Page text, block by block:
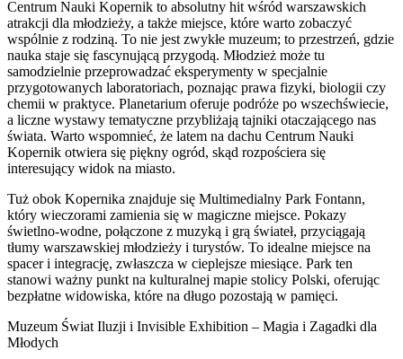
Centrum Nauki Kopernik to absolutny hit wśród warszawskich
atrakcji dla młodzieży, a także miejsce, które warto zobaczyć
wspólnie z rodziną. To nie jest zwykłe muzeum; to przestrzeń, gdzie
nauka staje się fascynującą przygodą. Młodzież może tu
samodzielnie przeprowadzać eksperymenty w specjalnie
przygotowanych laboratoriach, poznając prawa fizyki, biologii czy
chemii w praktyce. Planetarium oferuje podróże po wszechświecie,
a liczne wystawy tematyczne przybliżają tajniki otaczającego nas
świata. Warto wspomnieć, że latem na dachu Centrum Nauki
Kopernik otwiera się piękny ogród, skąd rozpościera się
interesujący widok na miasto.
Tuż obok Kopernika znajduje się Multimedialny Park Fontann,
który wieczorami zamienia się w magiczne miejsce. Pokazy
świetlno-wodne, połączone z muzyką i grą świateł, przyciągają
tłumy warszawskiej młodzieży i turystów. To idealne miejsce na
spacer i integrację, zwłaszcza w cieplejsze miesiące. Park ten
stanowi ważny punkt na kulturalnej mapie stolicy Polski, oferując
bezpłatne widowiska, które na długo pozostają w pamięci.
Muzeum Świat Iluzji i Invisible Exhibition – Magia i Zagadki dla
Młodych